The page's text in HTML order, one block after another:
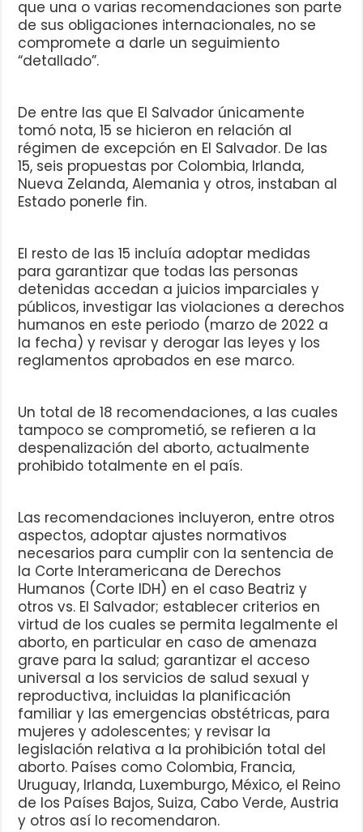
que una o varias recomendaciones son parte
de sus obligaciones internacionales, no se
compromete a darle un seguimiento
“detallado”.
De entre las que El Salvador únicamente
tomó nota, 15 se hicieron en relación al
régimen de excepción en El Salvador. De las
15, seis propuestas por Colombia, Irlanda,
Nueva Zelanda, Alemania y otros, instaban al
Estado ponerle fin.
El resto de las 15 incluía adoptar medidas
para garantizar que todas las personas
detenidas accedan a juicios imparciales y
públicos, investigar las violaciones a derechos
humanos en este periodo (marzo de 2022 a
la fecha) y revisar y derogar las leyes y los
reglamentos aprobados en ese marco.
Un total de 18 recomendaciones, a las cuales
tampoco se comprometió, se refieren a la
despenalización del aborto, actualmente
prohibido totalmente en el país.
Las recomendaciones incluyeron, entre otros
aspectos, adoptar ajustes normativos
necesarios para cumplir con la sentencia de
la Corte Interamericana de Derechos
Humanos (Corte IDH) en el caso Beatriz y
otros vs. El Salvador; establecer criterios en
virtud de los cuales se permita legalmente el
aborto, en particular en caso de amenaza
grave para la salud; garantizar el acceso
universal a los servicios de salud sexual y
reproductiva, incluidas la planificación
familiar y las emergencias obstétricas, para
mujeres y adolescentes; y revisar la
legislación relativa a la prohibición total del
aborto. Países como Colombia, Francia,
Uruguay, Irlanda, Luxemburgo, México, el Reino
de los Países Bajos, Suiza, Cabo Verde, Austria
y otros así lo recomendaron.